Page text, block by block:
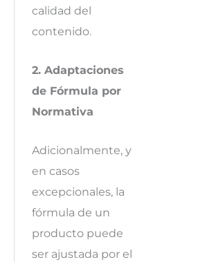
calidad del
contenido.
2. Adaptaciones
de Fórmula por
Normativa
Adicionalmente, y
en casos
excepcionales, la
fórmula de un
producto puede
ser ajustada por el